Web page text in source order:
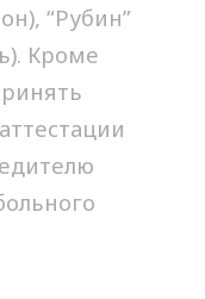
“Рубин”
Кроме